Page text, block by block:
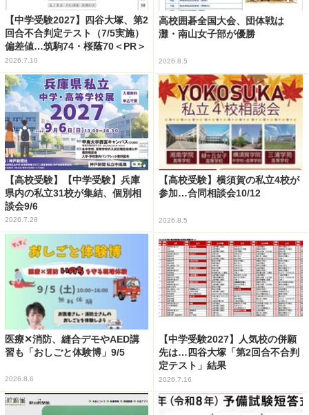
【中学受験2027】四谷大塚、第2
回合不合判定テスト（7/5実施）
偏差値…筑駒74・桜蔭70＜PR＞
2026.7.10
高校囲碁全国大会、団体戦は
灘・南山女子部が優勝
2026.8.5
【高校受験】【中学受験】兵庫
県内の私立31校が集結、個別相
談会9/6
2026.7.28
【高校受験】横須賀の私立4校が
参加…合同相談会10/12
2026.8.5
医療✕消防、縫合デモやAED講
習も「おしごと体験博」9/5
2026.8.6
【中学受験2027】人気校の併願
先は…四谷大塚「第2回合不合判
定テスト」結果
2026.7.16